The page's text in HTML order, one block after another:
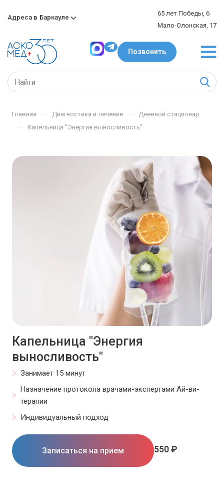
Адреса в Барнауле
65 лет Победы, 6
Мало-Олонская, 17
Позвонить
Главная — Диагностика и лечение — Дневной стационар
— Капельница "Энергия выносливость"
Капельница "Энергия
выносливость"
Занимает 15 минут
Назначение протокола врачами-экспертами Ай-ви-
терапии
Индивидуальный подход
Записаться на прием 550 ₽